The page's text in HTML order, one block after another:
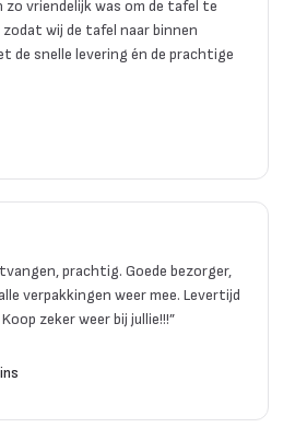
zo vriendelijk was om de tafel te
wij de tafel naar binnen
de snelle levering én de prachtige
prachtig. Goede bezorger,
verpakkingen weer mee. Levertijd
zeker weer bij jullie!!!”